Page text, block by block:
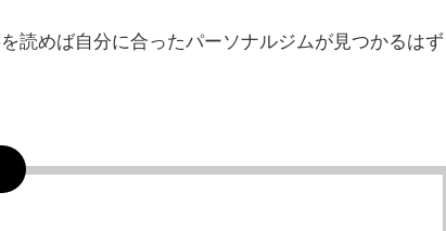
読めば自分に合ったパーソナルジムが見つかるはず